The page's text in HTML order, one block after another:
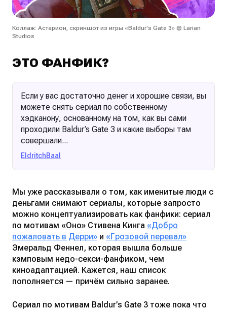
Коллаж: Астарион, скриншот из игры «Baldur's Gate 3» © Larian
Studios
ЭТО ФАНФИК?
Если у вас достаточно денег и хорошие связи, вы
можете снять сериал по собственному
хэдканону, основанному на том, как вы сами
проходили Baldur’s Gate 3 и какие выборы там
совершали...
EldritchBaal
Мы уже рассказывали о том, как именитые люди с
деньгами снимают сериалы, которые запросто
можно концептуализировать как фанфики: сериал
по мотивам «Оно» Стивена Кинга «Добро
пожаловать в Дерри» и «Грозовой перевал»
Эмеральд Феннел, которая вышла больше
кэмповым недо-секси-фанфиком, чем
киноадаптацией. Кажется, наш список
пополняется — причём сильно заранее.
Сериал по мотивам Baldur’s Gate 3 тоже пока что